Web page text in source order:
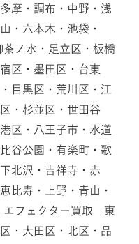
摩・調布・中野・浅
・六本木・池袋・
ノ水・足立区・板橋
区・墨田区・台東
目黒区・荒川区・江
・杉並区・世田谷
区・八王子市・水道
谷公園・有楽町・歌
北沢・吉祥寺・赤
比寿・上野・青山・
エフェクター買取 東
・大田区・北区・品